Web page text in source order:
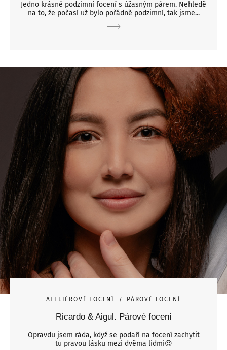
Jedno krásné podzimní focení s úžasným párem. Nehledě
na to, že počasí už bylo pořádně podzimní, tak jsme...
ATELIÉROVÉ FOCENÍ PÁROVÉ FOCENÍ
Ricardo & Aigul. Párové focení
Opravdu jsem ráda, když se podaří na focení zachytit
tu pravou lásku mezi dvěma lidmi😍